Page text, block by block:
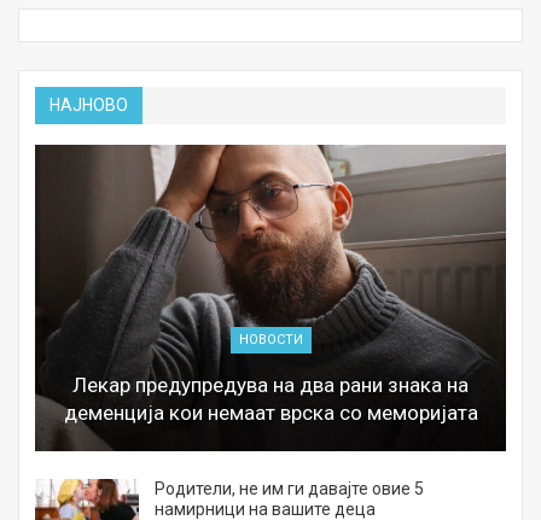
НАЈНОВО
НОВОСТИ
Лекар предупредува на два рани знака на
деменција кои немаат врска со меморијата
Родители, не им ги давајте овие 5
намирници на вашите деца